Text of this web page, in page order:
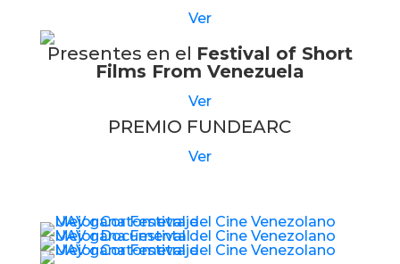
Ver
Presentes en el Festival of Short
Films From Venezuela
Ver
PREMIO FUNDEARC
Ver